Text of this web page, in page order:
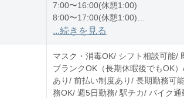
7:00〜16:00(休憩1:00)
8:00〜17:00(休憩1:00)
12:00〜21:00(休憩1:00)
※残業：0〜10時間程度/月
...続きを見る
マスク・消毒OK/ シフト相談可能/
ブランクOK（長期休暇後でもOK
あり/ 前払い制度あり/ 長期勤務可
務OK/ 週5日勤務/ 駅チカ/ バイク